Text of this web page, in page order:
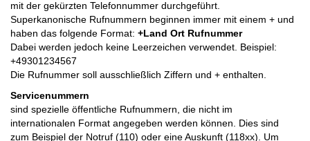
mit der gekürzten Telefonnummer durchgeführt.
Superkanonische Rufnummern beginnen immer mit einem + und
haben das folgende Format: +Land Ort Rufnummer
Dabei werden jedoch keine Leerzeichen verwendet. Beispiel:
+49301234567
Die Rufnummer soll ausschließlich Ziffern und + enthalten.
Servicenummern
sind spezielle öffentliche Rufnummern, die nicht im
internationalen Format angegeben werden können. Dies sind
zum Beispiel der Notruf (110) oder eine Auskunft (118xx). Um